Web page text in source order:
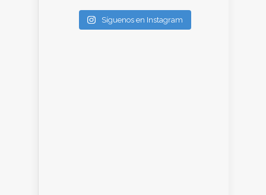
Síguenos en Instagram